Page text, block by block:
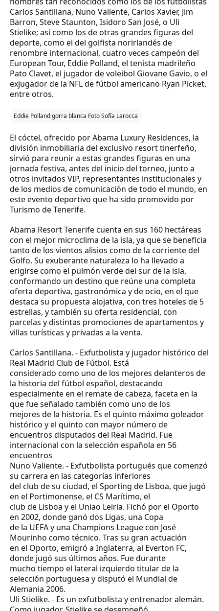
Carlos Santillana, Nuno Valiente, Carlos Xavier, Jim
Barron, Steve Staunton, Isidoro San José, o Uli
Stielike; así como los de otras grandes figuras del
deporte, como el del golfista norirlandés de
renombre internacional, cuatro veces campeón del
European Tour, Eddie Polland, el tenista madrileño
Pato Clavet, el jugador de voleibol Giovane Gavio, o el
exjugador de la NFL de fútbol americano Ryan Picket,
entre otros.
Eddie Polland gorra blanca FotoSofía Larocca
El cóctel, ofrecido por Abama Luxury Residences, la
división inmobiliaria del exclusivo resort tinerfeño,
sirvió para reunir a estas grandes figuras en una
jornada festiva, antes del inicio del torneo, junto a
otros invitados VIP, representantes institucionales y
de los medios de comunicación de todo el mundo, en
este evento deportivo que ha sido promovido por
Turismo de Tenerife.
Abama Resort Tenerife cuenta en sus 160 hectáreas
con el mejor microclima de la isla, ya que se beneficia
tanto de los vientos alisios como de la corriente del
Golfo. Su exuberante naturaleza lo ha llevado a
erigirse como el pulmón verde del sur de la isla,
conformando un destino que reúne una completa
oferta deportiva, gastronómica y de ocio, en el que
destaca su propuesta alojativa, con tres hoteles de 5
estrellas, y también su oferta residencial, con
parcelas y distintas promociones de apartamentos y
villas turísticas y privadas a la venta.
Carlos Santillana. - Exfutbolista y jugador histórico del
Real Madrid Club de Fútbol. Está
considerado como uno de los mejores delanteros de
la historia del fútbol español, destacando
especialmente en el remate de cabeza,​ faceta en la
que fue señalado también como uno de los
mejores de la historia. Es el quinto máximo goleador
histórico y el quinto con mayor número de
encuentros disputados del Real Madrid. Fue
internacional con la selección española en 56
encuentros
Nuno Valiente. - Exfutbolista portugués que comenzó
su carrera en las categorías inferiores
del club de su ciudad, el Sporting de Lisboa, que jugó
en el Portimonense, el CS Marítimo, el
club de Lisboa y el Uniao Leiria. Fichó por el Oporto
en 2002, donde ganó dos Ligas, una Copa
de la UEFA y una Champions League con José
Mourinho como técnico. Tras su gran actuación
en el Oporto, emigró a Inglaterra, al Everton FC,
donde jugó sus últimos años. Fue durante
mucho tiempo el lateral izquierdo titular de la
selección portuguesa y disputó el Mundial de
Alemania 2006.
Uli Stielike. - Es un exfutbolista y entrenador alemán.